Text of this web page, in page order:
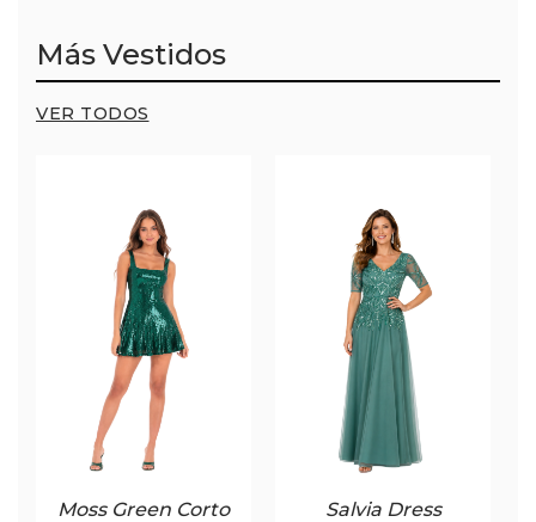
Más Vestidos
VER TODOS
Moss Green Corto
Salvia Dress